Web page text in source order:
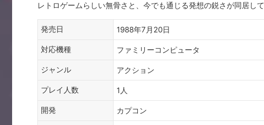
レトロゲームらしい無骨さと、今でも通じる発想の鋭さが同居し
発売日 1988年7月20日
対応機種 ファミリーコンピュータ
ジャンル アクション
プレイ人数 1人
開発 カプコン